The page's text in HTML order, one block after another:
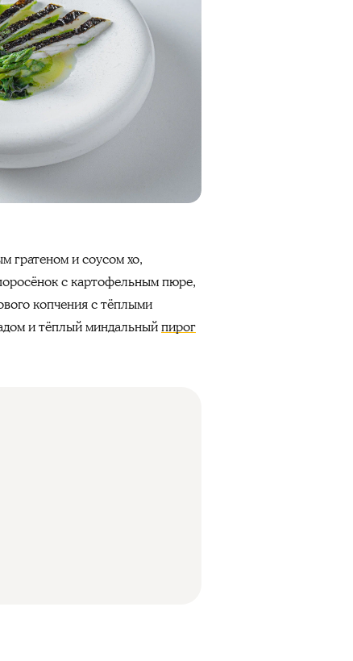
гратеном и соусом xo,
с картофельным пюре,
копчения с тёплыми
и тёплый миндальныйпирог